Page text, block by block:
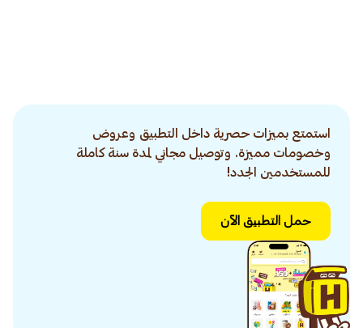
استمتع بميزات حصرية داخل التطبيق وعروض
وخصومات مميزة. وتوصيل مجاني لمدة سنة كاملة
للمستخدمين الجدد!
حمل التطبيق الآن